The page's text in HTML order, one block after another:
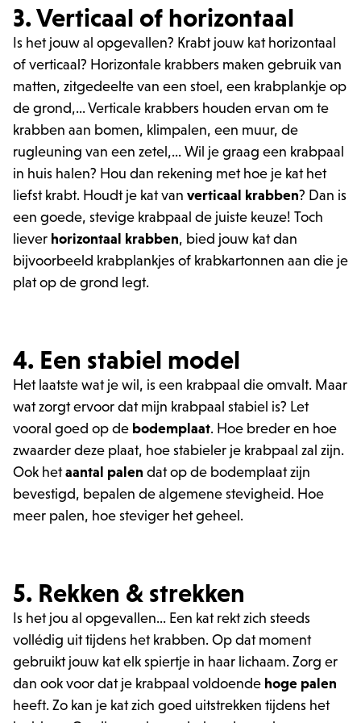
3. Verticaal of horizontaal
Is het jouw al opgevallen? Krabt jouw kat horizontaal
of verticaal? Horizontale krabbers maken gebruik van
matten, zitgedeelte van een stoel, een krabplankje op
de grond,... Verticale krabbers houden ervan om te
krabben aan bomen, klimpalen, een muur, de
rugleuning van een zetel,... Wil je graag een krabpaal
in huis halen? Hou dan rekening met hoe je kat het
liefst krabt. Houdt je kat van verticaal krabben? Dan is
een goede, stevige krabpaal de juiste keuze! Toch
liever horizontaal krabben, bied jouw kat dan
bijvoorbeeld krabplankjes of krabkartonnen aan die je
plat op de grond legt.
4. Een stabiel model
Het laatste wat je wil, is een krabpaal die omvalt. Maar
wat zorgt ervoor dat mijn krabpaal stabiel is? Let
vooral goed op de bodemplaat. Hoe breder en hoe
zwaarder deze plaat, hoe stabieler je krabpaal zal zijn.
Ook hetaantal palen dat op de bodemplaat zijn
bevestigd, bepalen de algemene stevigheid. Hoe
meer palen, hoe steviger het geheel.
5. Rekken & strekken
Is het jou al opgevallen... Een kat rekt zich steeds
vollédig uit tijdens het krabben. Op dat moment
gebruikt jouw kat elk spiertje in haar lichaam. Zorg er
dan ook voor dat je krabpaal voldoende hoge palen
heeft. Zo kan je kat zich goed uitstrekken tijdens het